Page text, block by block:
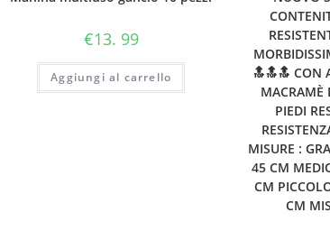
€13. 99
Aggiungi al carrello
🔝🔝🔝 CON
MACRAMÈ
PIEDI
MISURE :
45 CM
CM
CM